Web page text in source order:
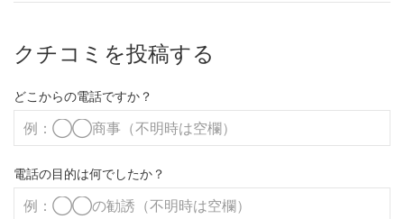
クチコミを投稿する
どこからの電話ですか？
電話の目的は何でしたか？